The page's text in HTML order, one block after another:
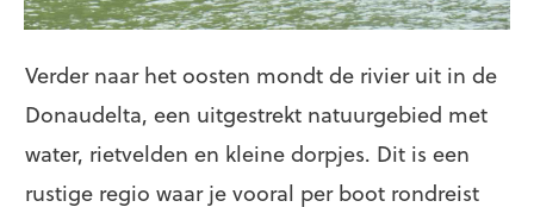
Verder naar het oosten mondt de rivier uit in de
Donaudelta, een uitgestrekt natuurgebied met
water, rietvelden en kleine dorpjes. Dit is een
rustige regio waar je vooral per boot rondreist